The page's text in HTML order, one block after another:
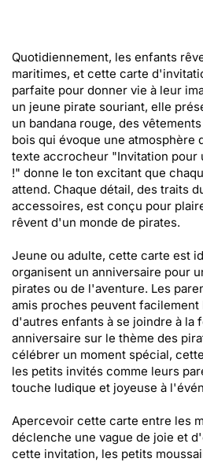
Quotidiennement, les enfants
maritimes, et cette carte
parfaite pour donner vie à leur
un jeune pirate souriant, elle
un bandana rouge, des
bois qui évoque une atmosphère
texte accrocheur "Invitation pour
!" donne le ton excitant que
attend. Chaque détail, des traits
accessoires, est conçu pour
rêvent d'un monde de pirates.
Jeune ou adulte, cette carte est
organisent un anniversaire pour
pirates ou de l'aventure. Les
amis proches peuvent
d'autres enfants à se joindre à la
anniversaire sur le thème des
célébrer un moment spécial,
les petits invités comme leurs
touche ludique et joyeuse à
Apercevoir cette carte entre les
déclenche une vague de joie et
cette invitation, les petits